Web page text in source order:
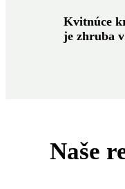
Kvitnúce
je zhruba
Naše